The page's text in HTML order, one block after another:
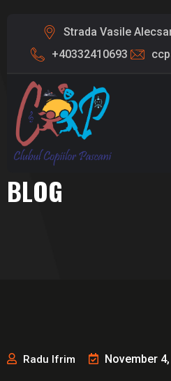
Strada Vasile
+40332410693
BLOG
Radu Ifrim November